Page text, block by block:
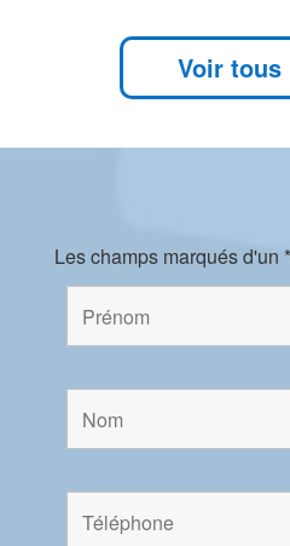
Voir tous
Les champs marqués d'un